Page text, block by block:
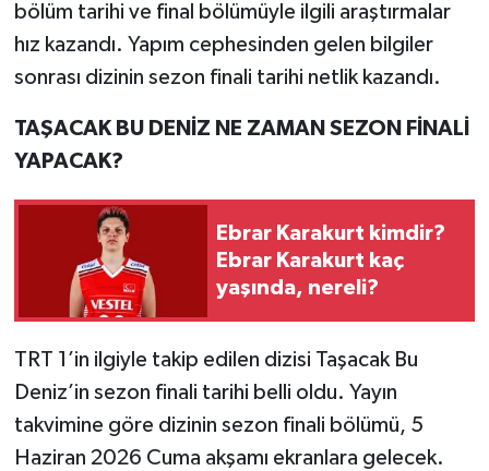
bölüm tarihi ve final bölümüyle ilgili araştırmalar
hız kazandı. Yapım cephesinden gelen bilgiler
sonrası dizinin sezon finali tarihi netlik kazandı.
TAŞACAK BU DENİZ NE ZAMAN SEZON FİNALİ
YAPACAK?
Ebrar Karakurt kimdir?
Ebrar Karakurt kaç
yaşında, nereli?
TRT 1’in ilgiyle takip edilen dizisi Taşacak Bu
Deniz’in sezon finali tarihi belli oldu. Yayın
takvimine göre dizinin sezon finali bölümü, 5
Haziran 2026 Cuma akşamı ekranlara gelecek.